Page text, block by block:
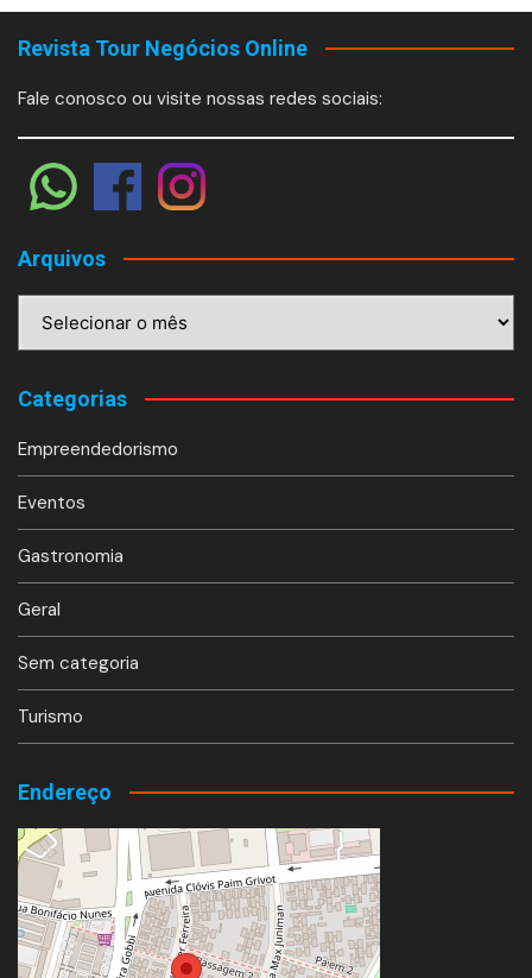
Revista Tour Negócios Online
Fale conosco ou visite nossas redes sociais:
Arquivos
Categorias
Empreendedorismo
Eventos
Gastronomia
Geral
Sem categoria
Turismo
Endereço